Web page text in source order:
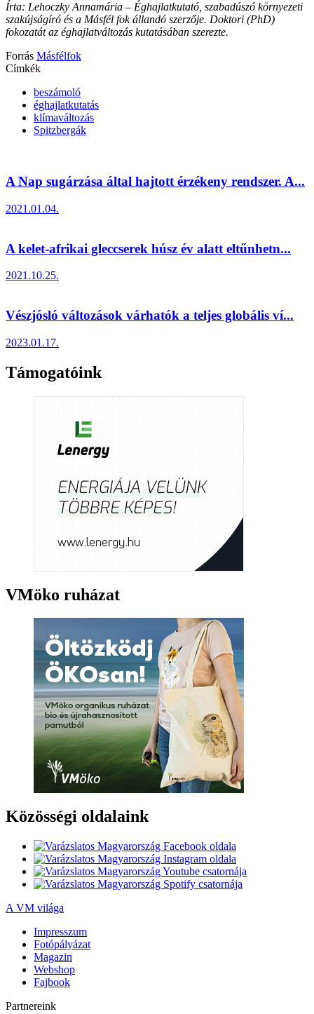
Írta: Lehoczky Annamária – Éghajlatkutató, szabadúszó környezeti
szakújságíró és a Másfél fok állandó szerzője. Doktori (PhD)
fokozatát az éghajlatváltozás kutatásában szerezte.
Forrás Másfélfok
Címkék
beszámoló
éghajlatkutatás
klímaváltozás
Spitzbergák
A Nap sugárzása által hajtott érzékeny rendszer. A...
2021.01.04.
A kelet-afrikai gleccserek húsz év alatt eltűnhetn...
2021.10.25.
Vészjósló változások várhatók a teljes globális ví...
2023.01.17.
Támogatóink
VMöko ruházat
Közösségi oldalaink
A VM világa
Impresszum
Fotópályázat
Magazin
Webshop
Fajbook
Partnereink